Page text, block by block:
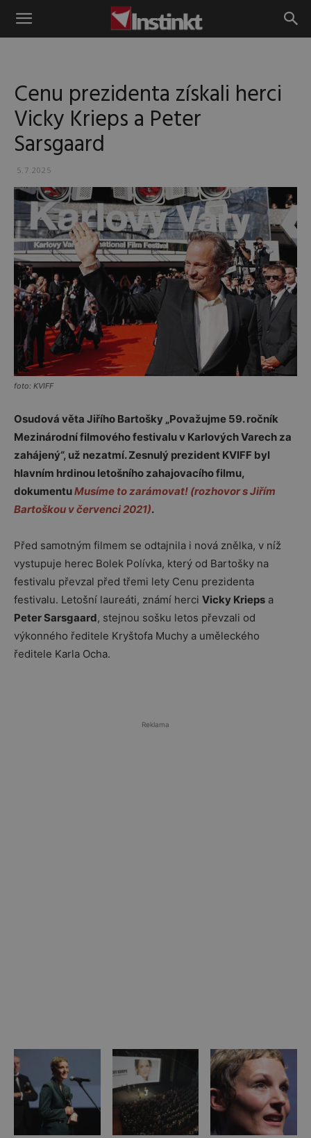
Instinkt
Cenu prezidenta získali herci
Vicky Krieps a Peter
Sarsgaard
5.7.2025
foto: KVIFF
Osudová věta Jiřího Bartošky „Považujme 59. ročník
Mezinárodní filmového festivalu v Karlových Varech za
zahájený“, už nezatmí. Zesnulý prezident KVIFF byl
hlavním hrdinou letošního zahajovacího filmu,
dokumentuMusíme to zarámovat! (rozhovor s Jiřím
Bartoškou v červenci 2021).
Před samotným filmem se odtajnila i nová znělka, v níž
vystupuje herec Bolek Polívka, který od Bartošky na
festivalu převzal před třemi lety Cenu prezidenta
festivalu. Letošní laureáti, známí herci Vicky Krieps a
Peter Sarsgaard, stejnou sošku letos převzali od
výkonného ředitele Kryštofa Muchy a uměleckého
ředitele Karla Ocha.
Reklama